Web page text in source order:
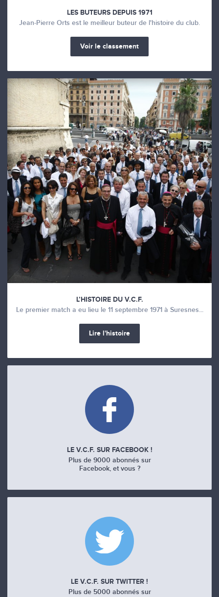
LES BUTEURS DEPUIS 1971
Jean-Pierre Orts est le meilleur buteur de l'histoire du club.
Voir le classement
L’HISTOIRE DU V.C.F.
Le premier match a eu lieu le 11 septembre 1971 à Suresnes...
Lire l'histoire
LE V.C.F. SUR FACEBOOK !
Plus de 9000 abonnés sur
Facebook, et vous ?
LE V.C.F. SUR TWITTER !
Plus de 5000 abonnés sur